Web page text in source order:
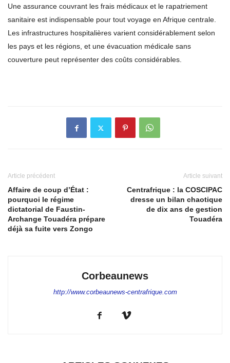
Une assurance couvrant les frais médicaux et le rapatriement
sanitaire est indispensable pour tout voyage en Afrique centrale.
Les infrastructures hospitalières varient considérablement selon
les pays et les régions, et une évacuation médicale sans
couverture peut représenter des coûts considérables.
Article précédent
Affaire de coup d’État :
pourquoi le régime
dictatorial de Faustin-
Archange Touadéra prépare
déjà sa fuite vers Zongo
Article suivant
Centrafrique : la COSCIPAC
dresse un bilan chaotique
de dix ans de gestion
Touadéra
Corbeaunews
http://www.corbeaunews-centrafrique.com